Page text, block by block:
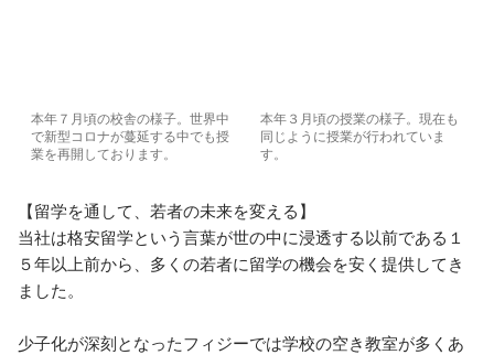
本年７月頃の校舎の様子。世界中
で新型コロナが蔓延する中でも授
業を再開しております。
本年３月頃の授業の様子。現在も
同じように授業が行われていま
す。
【留学を通して、若者の未来を変える】
当社は格安留学という言葉が世の中に浸透する以前である１
５年以上前から、多くの若者に留学の機会を安く提供してき
ました。
少子化が深刻となったフィジーでは学校の空き教室が多くあ